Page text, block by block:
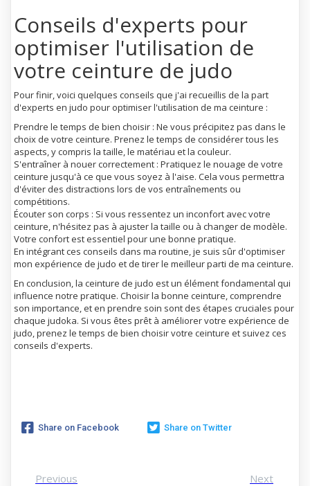
Conseils d'experts pour
optimiser l'utilisation de
votre ceinture de judo
Pour finir, voici quelques conseils que j'ai recueillis de la part
d'experts en judo pour optimiser l'utilisation de ma ceinture :
Prendre le temps de bien choisir : Ne vous précipitez pas dans le
choix de votre ceinture. Prenez le temps de considérer tous les
aspects, y compris la taille, le matériau et la couleur.
S'entraîner à nouer correctement : Pratiquez le nouage de votre
ceinture jusqu'à ce que vous soyez à l'aise. Cela vous permettra
d'éviter des distractions lors de vos entraînements ou
compétitions.
Écouter son corps : Si vous ressentez un inconfort avec votre
ceinture, n'hésitez pas à ajuster la taille ou à changer de modèle.
Votre confort est essentiel pour une bonne pratique.
En intégrant ces conseils dans ma routine, je suis sûr d'optimiser
mon expérience de judo et de tirer le meilleur parti de ma ceinture.
En conclusion, la ceinture de judo est un élément fondamental qui
influence notre pratique. Choisir la bonne ceinture, comprendre
son importance, et en prendre soin sont des étapes cruciales pour
chaque judoka. Si vous êtes prêt à améliorer votre expérience de
judo, prenez le temps de bien choisir votre ceinture et suivez ces
conseils d'experts.
Share on Facebook Share on Twitter
Previous Next